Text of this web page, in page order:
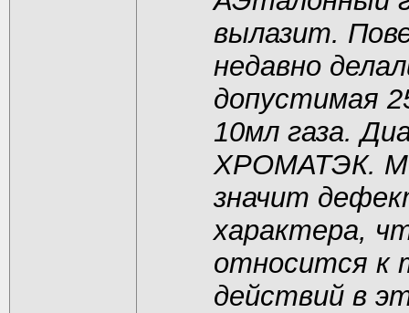
вылазит.
недавно
допустимая
10мл газа.
ХРОМАТЭК.
значит
характера,
относится к
действий в